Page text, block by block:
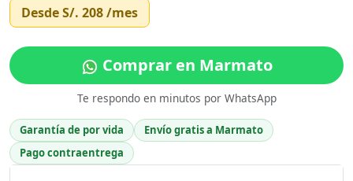
DesdeS/. 208/mes
Comprar en Marmato
Te respondo en minutos por WhatsApp
Garantía de por vida
Envío gratis a Marmato
Pago contraentrega